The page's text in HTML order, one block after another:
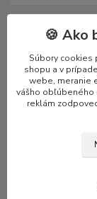
Komentáre
Kompletné
Dámska kabelka
lebkami. Kabelka
🍪 Ako
Súbory cookies
shopu a v
webe, meranie
vášho obľúbeného
reklám